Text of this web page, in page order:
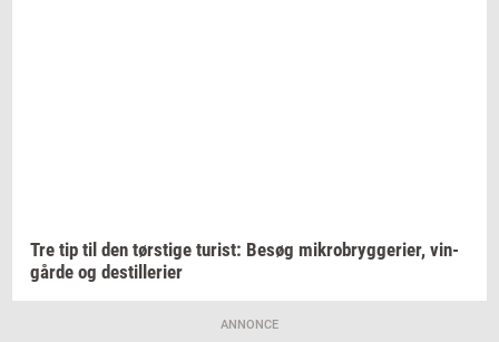
Tre tip til den tørsti­ge turist: Besøg mi­kro­bryg­ge­ri­er, vin­
går­de og destil­le­ri­er
ANNONCE